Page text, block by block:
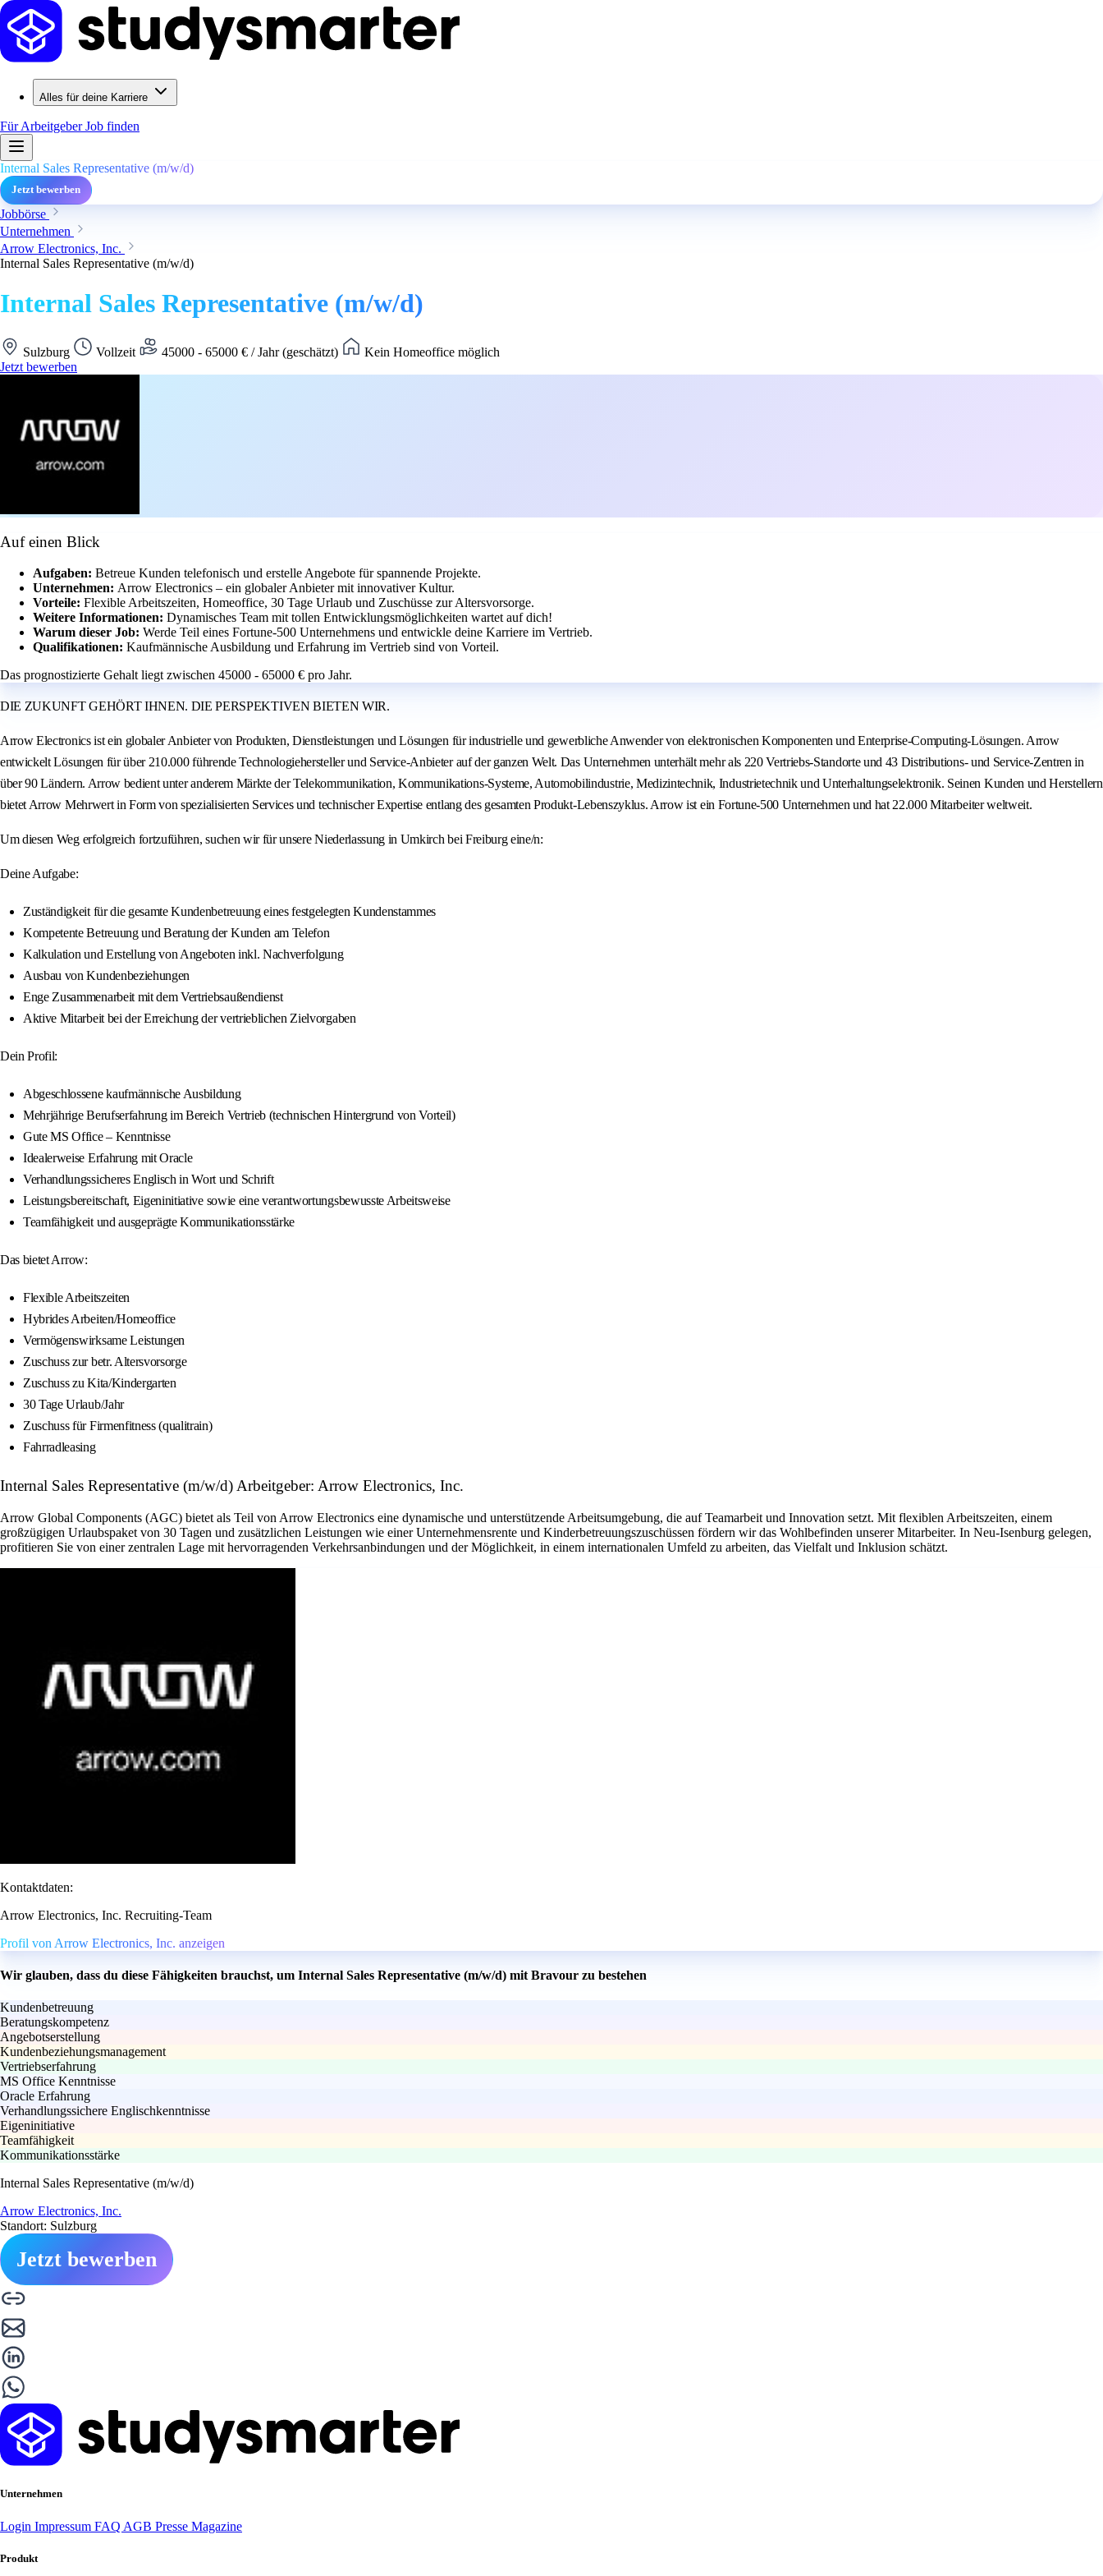
Alles für deine Karriere
Für ArbeitgeberJob finden
Internal Sales Representative (m/w/d)
Jetzt bewerben
Jobbörse
Unternehmen
Arrow Electronics, Inc.
Internal Sales Representative (m/w/d)
Internal Sales Representative (m/w/d)
Sulzburg Vollzeit 45000 - 65000 € / Jahr (geschätzt)
Kein Homeoffice möglich
Jetzt bewerben
Auf einen Blick
Aufgaben: Betreue Kunden telefonisch und erstelle Angebote für spannende Projekte.
Unternehmen: Arrow Electronics – ein globaler Anbieter mit innovativer Kultur.
Vorteile: Flexible Arbeitszeiten, Homeoffice, 30 Tage Urlaub und Zuschüsse zur Altersvorsorge.
Weitere Informationen: Dynamisches Team mit tollen Entwicklungsmöglichkeiten wartet auf dich!
Warum dieser Job: Werde Teil eines Fortune-500 Unternehmens und entwickle deine Karriere im Vertrieb.
Qualifikationen: Kaufmännische Ausbildung und Erfahrung im Vertrieb sind von Vorteil.
Das prognostizierte Gehalt liegt zwischen 45000 - 65000 € pro Jahr.
DIE ZUKUNFT GEHÖRT IHNEN. DIE PERSPEKTIVEN BIETEN WIR.
Arrow Electronics ist ein globaler Anbieter von Produkten, Dienstleistungen und Lösungen für industrielle und gewerbliche Anwender von elektronischen Komponenten und Enterprise-Computing-Lösungen. Arrow
entwickelt Lösungen für über 210.000 führende Technologiehersteller und Service-Anbieter auf der ganzen Welt. Das Unternehmen unterhält mehr als 220 Vertriebs-Standorte und 43 Distributions- und Service-Zentren in
über 90 Ländern. Arrow bedient unter anderem Märkte der Telekommunikation, Kommunikations-Systeme, Automobilindustrie, Medizintechnik, Industrietechnik und Unterhaltungselektronik. Seinen Kunden und Herstellern
bietet Arrow Mehrwert in Form von spezialisierten Services und technischer Expertise entlang des gesamten Produkt-Lebenszyklus. Arrow ist ein Fortune-500 Unternehmen und hat 22.000 Mitarbeiter weltweit.
Um diesen Weg erfolgreich fortzuführen, suchen wir für unsere Niederlassung in Umkirch bei Freiburg eine/n:
Deine Aufgabe:
Zuständigkeit für die gesamte Kundenbetreuung eines festgelegten Kundenstammes
Kompetente Betreuung und Beratung der Kunden am Telefon
Kalkulation und Erstellung von Angeboten inkl. Nachverfolgung
Ausbau von Kundenbeziehungen
Enge Zusammenarbeit mit dem Vertriebsaußendienst
Aktive Mitarbeit bei der Erreichung der vertrieblichen Zielvorgaben
Dein Profil:
Abgeschlossene kaufmännische Ausbildung
Mehrjährige Berufserfahrung im Bereich Vertrieb (technischen Hintergrund von Vorteil)
Gute MS Office – Kenntnisse
Idealerweise Erfahrung mit Oracle
Verhandlungssicheres Englisch in Wort und Schrift
Leistungsbereitschaft, Eigeninitiative sowie eine verantwortungsbewusste Arbeitsweise
Teamfähigkeit und ausgeprägte Kommunikationsstärke
Das bietet Arrow:
Flexible Arbeitszeiten
Hybrides Arbeiten/Homeoffice
Vermögenswirksame Leistungen
Zuschuss zur betr. Altersvorsorge
Zuschuss zu Kita/Kindergarten
30 Tage Urlaub/Jahr
Zuschuss für Firmenfitness (qualitrain)
Fahrradleasing
Internal Sales Representative (m/w/d) Arbeitgeber: Arrow Electronics, Inc.
Arrow Global Components (AGC) bietet als Teil von Arrow Electronics eine dynamische und unterstützende Arbeitsumgebung, die auf Teamarbeit und Innovation setzt. Mit flexiblen Arbeitszeiten, einem
großzügigen Urlaubspaket von 30 Tagen und zusätzlichen Leistungen wie einer Unternehmensrente und Kinderbetreuungszuschüssen fördern wir das Wohlbefinden unserer Mitarbeiter. In Neu-Isenburg gelegen,
profitieren Sie von einer zentralen Lage mit hervorragenden Verkehrsanbindungen und der Möglichkeit, in einem internationalen Umfeld zu arbeiten, das Vielfalt und Inklusion schätzt.
Kontaktdaten:
Arrow Electronics, Inc. Recruiting-Team
Profil von Arrow Electronics, Inc. anzeigen
Wir glauben, dass du diese Fähigkeiten brauchst, um Internal Sales Representative (m/w/d) mit Bravour zu bestehen
Kundenbetreuung
Beratungskompetenz
Angebotserstellung
Kundenbeziehungsmanagement
Vertriebserfahrung
MS Office Kenntnisse
Oracle Erfahrung
Verhandlungssichere Englischkenntnisse
Eigeninitiative
Teamfähigkeit
Kommunikationsstärke
Internal Sales Representative (m/w/d)
Arrow Electronics, Inc.
Standort: Sulzburg
Jetzt bewerben
Unternehmen
Login Impressum FAQ AGB Presse Magazine
Produkt